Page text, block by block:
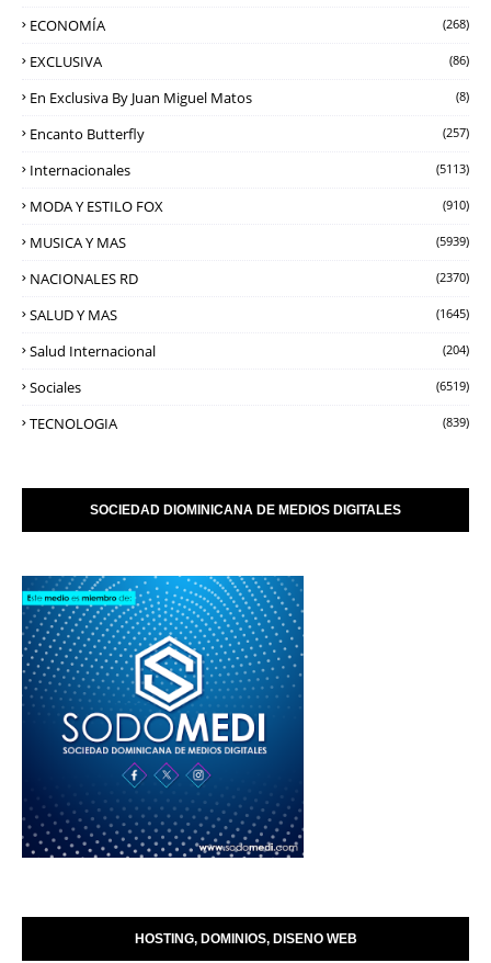
ECONOMÍA (268)
EXCLUSIVA (86)
En Exclusiva By Juan Miguel Matos (8)
Encanto Butterfly (257)
Internacionales (5113)
MODA Y ESTILO FOX (910)
MUSICA Y MAS (5939)
NACIONALES RD (2370)
SALUD Y MAS (1645)
Salud Internacional (204)
Sociales (6519)
TECNOLOGIA (839)
SOCIEDAD DIOMINICANA DE MEDIOS DIGITALES
HOSTING, DOMINIOS, DISENO WEB